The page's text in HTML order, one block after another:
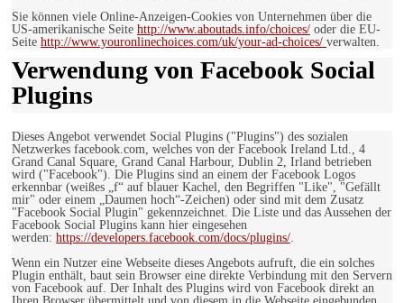
Sie können viele Online-Anzeigen-Cookies von Unternehmen über die
US-amerikanische Seite http://www.aboutads.info/choices/ oder die EU-
Seite http://www.youronlinechoices.com/uk/your-ad-choices/ verwalten.
Verwendung von Facebook Social
Plugins
Dieses Angebot verwendet Social Plugins ("Plugins") des sozialen
Netzwerkes facebook.com, welches von der Facebook Ireland Ltd., 4
Grand Canal Square, Grand Canal Harbour, Dublin 2, Irland betrieben
wird ("Facebook"). Die Plugins sind an einem der Facebook Logos
erkennbar (weißes „f“ auf blauer Kachel, den Begriffen "Like", "Gefällt
mir" oder einem „Daumen hoch“-Zeichen) oder sind mit dem Zusatz
"Facebook Social Plugin" gekennzeichnet. Die Liste und das Aussehen der
Facebook Social Plugins kann hier eingesehen
werden: https://developers.facebook.com/docs/plugins/.
Wenn ein Nutzer eine Webseite dieses Angebots aufruft, die ein solches
Plugin enthält, baut sein Browser eine direkte Verbindung mit den Servern
von Facebook auf. Der Inhalt des Plugins wird von Facebook direkt an